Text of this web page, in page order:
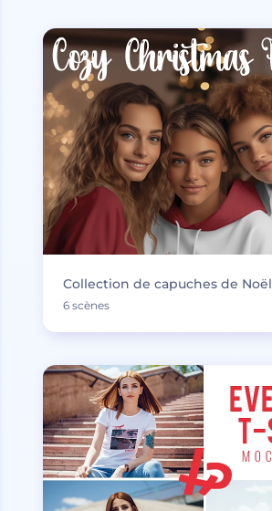
Collection de capuches de Noël
6 scènes